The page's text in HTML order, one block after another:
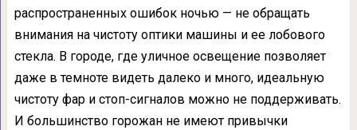
распространенных ошибок ночью — не обращать
внимания на чистоту оптики машины и ее лобового
стекла. В городе, где уличное освещение позволяет
даже в темноте видеть далеко и много, идеальную
чистоту фар и стоп-сигналов можно не поддерживать.
И большинство горожан не имеют привычки